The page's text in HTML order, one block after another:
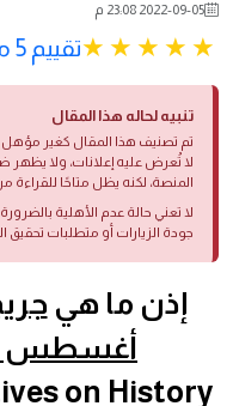
2022-09-05 23:08 م
تقييم 5 من 5.
تنبيه لحاله هذا المقال
تم تصنيف هذا المقال كغير مؤهل
لا تُعرض عليه إعلانات، ولا يظهر
المنصة، لكنه يظل متاحًا للقراءة
لا تعني حالة عدم الأهلية
جودة الزيارات أو متطلبات تحقيق
إذن ما هي
أغسطس